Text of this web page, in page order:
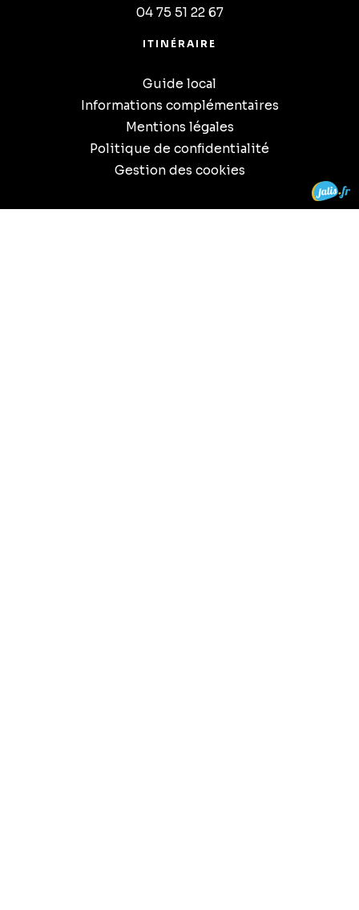
04 75 51 22 67
ITINÉRAIRE
Guide local
Informations complémentaires
Mentions légales
Politique de confidentialité
Gestion des cookies